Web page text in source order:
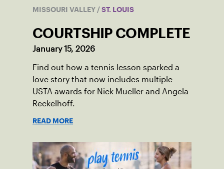
MISSOURI VALLEY / ST. LOUIS
COURTSHIP COMPLETE
January 15, 2026
Find out how a tennis lesson sparked a
love story that now includes multiple
USTA awards for Nick Mueller and Angela
Reckelhoff.
READ MORE